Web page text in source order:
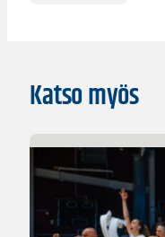
Katso myös